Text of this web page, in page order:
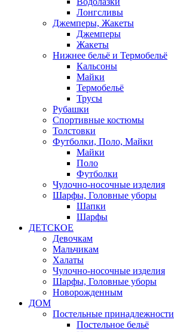
Лонгсливы
Джемперы, Жакеты
Джемперы
Жакеты
Нижнее бельё и Термобельё
Кальсоны
Майки
Термобельё
Трусы
Рубашки
Спортивные костюмы
Толстовки
Футболки, Поло, Майки
Майки
Поло
Футболки
Чулочно-носочные изделия
Шарфы, Головные уборы
Шапки
Шарфы
ДЕТСКОЕ
Девочкам
Мальчикам
Халаты
Чулочно-носочные изделия
Шарфы, Головные уборы
Новорожденным
ДОМ
Постельные принадлежности
Постельное бельё